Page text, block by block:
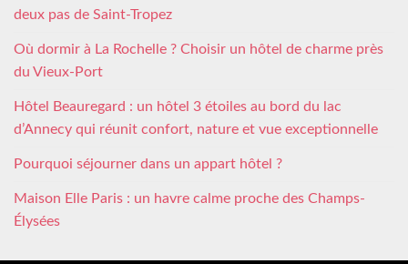
deux pas de Saint-Tropez
Où dormir à La Rochelle ? Choisir un hôtel de charme près
du Vieux-Port
Hôtel Beauregard : un hôtel 3 étoiles au bord du lac
d’Annecy qui réunit confort, nature et vue exceptionnelle
Pourquoi séjourner dans un appart hôtel ?
Maison Elle Paris : un havre calme proche des Champs-
Élysées